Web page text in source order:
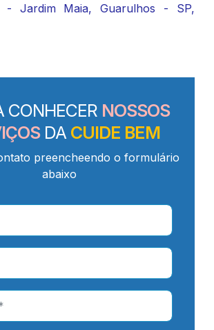
- Jardim Maia, Guarulhos - SP,
CONHECER NOSSOS
DA CUIDE BEM
preencheendo o formulário
abaixo